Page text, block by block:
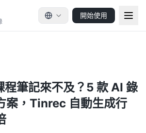
開始使用
筆記來不及？5 款 AI 錄
案，Tinrec 自動生成行